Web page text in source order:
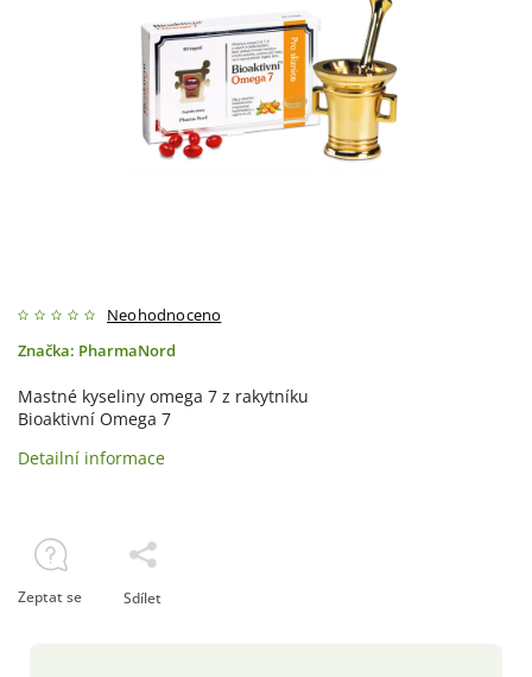
Neohodnoceno
Značka: PharmaNord
Mastné kyseliny omega 7 z rakytníku
Bioaktivní Omega 7
Detailní informace
Zeptat se Sdílet